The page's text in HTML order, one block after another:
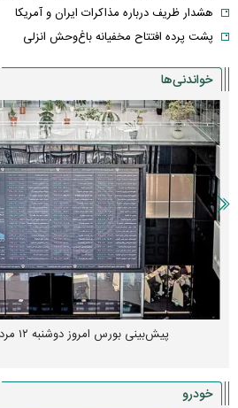
هشدار ظریف درباره مذاکرات ایران و آمریکا
پشت پرده افتتاح مخفیانه باغ‌وحش انزلی
خواندنی‌ها
پیمان مولوی کیست؟/ از حمله به
خودرو